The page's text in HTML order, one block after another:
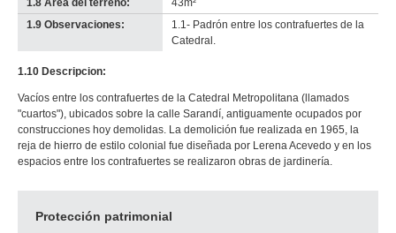
1.8 Área del terreno:
43m²
1.9 Observaciones:
1.1- Padrón entre los contrafuertes de la
Catedral.
1.10 Descripcion:
Vacíos entre los contrafuertes de la Catedral Metropolitana (llamados
"cuartos"), ubicados sobre la calle Sarandí, antiguamente ocupados por
construcciones hoy demolidas. La demolición fue realizada en 1965, la
reja de hierro de estilo colonial fue diseñada por Lerena Acevedo y en los
espacios entre los contrafuertes se realizaron obras de jardinería.
Protección patrimonial